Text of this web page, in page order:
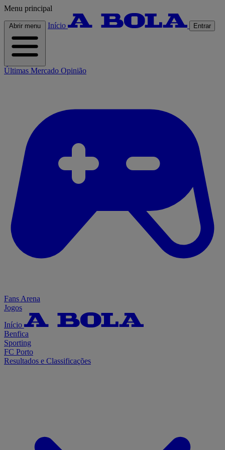
Menu principal
Abrir menu Início Entrar
Últimas Mercado Opinião
Fans Arena
Jogos
Início
Benfica
Sporting
FC Porto
Resultados e Classificações